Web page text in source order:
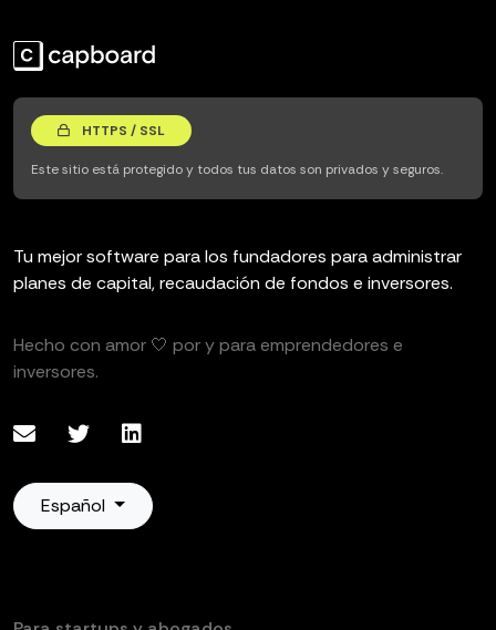
HTTPS / SSL
Este sitio está protegido y todos tus datos son privados y seguros.
Tu mejor software para los fundadores para administrar
planes de capital, recaudación de fondos e inversores.
Hecho con amor 🤍 por y para emprendedores e
inversores.
Español